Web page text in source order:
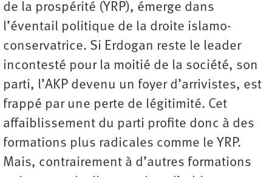
de la prospérité (YRP), émerge dans
l’éventail politique de la droite islamo­-
conservatrice. Si Erdogan reste le leader
incontesté pour la moitié de la société, son
parti, l’AKP devenu un foyer d’arrivistes, est
frappé par une perte de légitimité. Cet
affaiblissement du parti profite donc à des
formations plus radicales comme le YRP.
Mais, contrairement à d’autres formations